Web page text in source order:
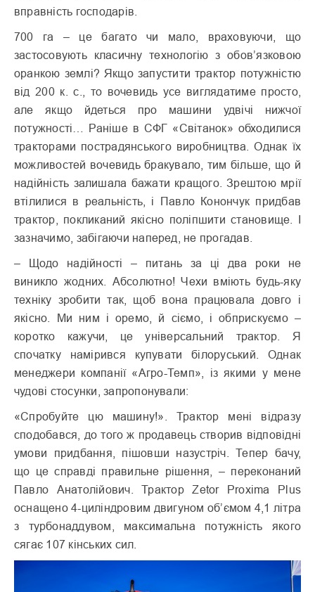
вправність господарів.
700 га – це багато чи мало, враховуючи, що
застосовують класичну технологію з обов’язковою
оранкою землі? Якщо запустити трактор потужністю
від 200 к. с., то вочевидь усе виглядатиме просто,
але якщо йдеться про машини удвічі нижчої
потужності… Раніше в СФГ «Світанок» обходилися
тракторами пострадянського виробництва. Однак їх
можливостей вочевидь бракувало, тим більше, що й
надійність залишала бажати кращого. Зрештою мрії
втілилися в реальність, і Павло Конончук придбав
трактор, покликаний якісно поліпшити становище. І
зазначимо, забігаючи наперед, не прогадав.
– Щодо надійності – питань за ці два роки не
виникло жодних. Абсолютно! Чехи вміють будь-яку
техніку зробити так, щоб вона працювала довго і
якісно. Ми ним і оремо, й сіємо, і обприскуємо –
коротко кажучи, це універсальний трактор. Я
спочатку намірився купувати білоруський. Однак
менеджери компанії «Агро-Темп», із якими у мене
чудові стосунки, запропонували:
«Спробуйте цю машину!». Трактор мені відразу
сподобався, до того ж продавець створив відповідні
умови придбання, пішовши назустріч. Тепер бачу,
що це справді правильне рішення, – переконаний
Павло Анатолійович. Трактор Zetor Proxima Plus
оснащено 4-циліндровим двигуном об’ємом 4,1 літра
з турбонаддувом, максимальна потужність якого
сягає 107 кінських сил.